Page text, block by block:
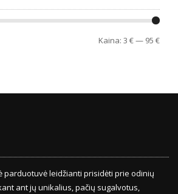
Kaina: 3 €— 95 €
parduotuvė leidžianti prisidėti prie odinių
ant jų unikalius, pačių sugalvotus,